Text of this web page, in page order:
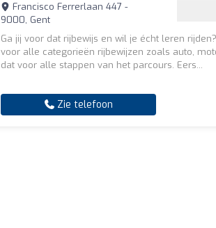
Francisco Ferrerlaan 447 -
9000, Gent
Ga jij voor dat rijbewijs en wil je écht leren
voor alle categorieën rijbewijzen zoals auto,
dat voor alle stappen van het parcours. Eers...
Zie telefoon